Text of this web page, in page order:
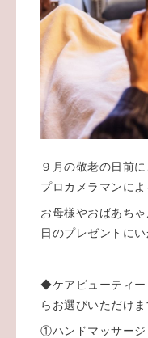
９月の敬老の日前
プロカメラマンに
お母様やおばあち
日のプレゼントに
◆ケアビューティー
らお選びいただけま
①ハンドマッサージ